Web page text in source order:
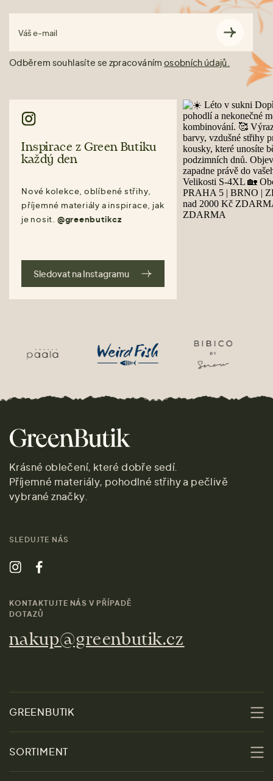
Váš e-mail
Odběrem souhlasíte se zpracováním osobních údajů.
Inspirace z Green Butiku
každý den
Nové kolekce, oblíbené střihy,
příjemné materiály a inspirace, jak
je nosit. @greenbutikcz
Sledovat na Instagramu
Krásné oblečení, které dobře sedí.
Příjemné materiály, pohodlné střihy a pečlivě
vybrané značky.
SLEDUJTE NÁS
KONTAKTUJTE NÁS V PŘÍPADĚ
DOTAZŮ
nakup@greenbutik.cz
GREENBUTIK
Udržitelnost
SORTIMENT